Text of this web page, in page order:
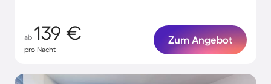
ab 139 €
pro Nacht
Zum Angebot